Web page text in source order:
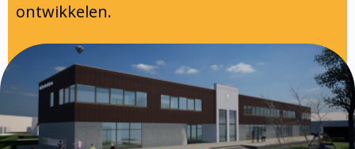
ontwikkelen.